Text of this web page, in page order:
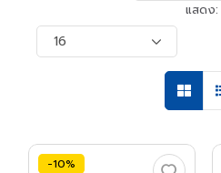
แสดง:
-10%